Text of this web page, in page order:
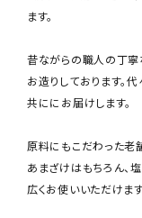
ます。
昔ながらの職人の丁寧
お造りしております。
共ににお届けします。
原料にもこだわった老
あまざけはもちろん、
広くお使いいただけます